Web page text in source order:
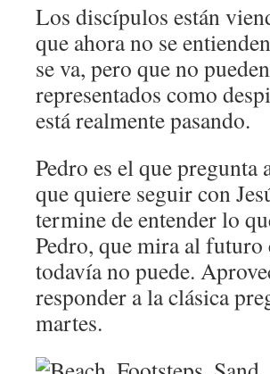
Los discípulos están
que ahora no se
se va, pero que no
representados como
está realmente pasando.
Pedro es el que
que quiere seguir con
termine de entender lo
Pedro, que mira al futuro
todavía no puede.
responder a la clásica
martes.